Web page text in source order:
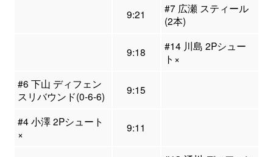
9:21
#7 広瀬 スティール
(2本)
9:18
#14 川島 2Pシュー
ト×
#6 下山 ディフェン
スリバウンド(0-6-6)
9:15
#4 小澤 2Pシュート
×
9:11